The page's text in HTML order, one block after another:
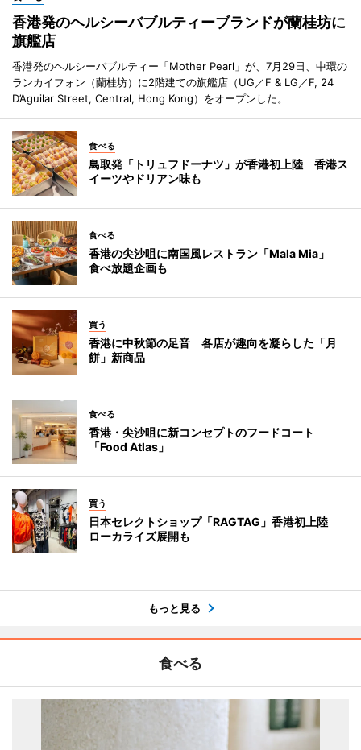
香港発のヘルシーバブルティーブランドが蘭桂坊に
旗艦店
香港発のヘルシーバブルティー「Mother Pearl」が、7月29日、中環の
ランカイフォン（蘭桂坊）に2階建ての旗艦店（UG／F & LG／F, 24
D’Aguilar Street, Central, Hong Kong）をオープンした。
食べる
鳥取発「トリュフドーナツ」が香港初上陸 香港ス
イーツやドリアン味も
食べる
香港の尖沙咀に南国風レストラン「Mala Mia」
食べ放題企画も
買う
香港に中秋節の足音 各店が趣向を凝らした「月
餅」新商品
食べる
香港・尖沙咀に新コンセプトのフードコート
「Food Atlas」
買う
日本セレクトショップ「RAGTAG」香港初上陸
ローカライズ展開も
もっと見る
食べる